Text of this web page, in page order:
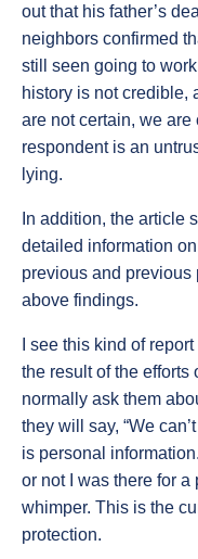
out that his father’s
neighbors confirmed
still seen going to
history is not credible,
are not certain, we
respondent is an
lying.
In addition, the article
detailed information
previous and
above findings.
I see this kind of
the result of the efforts
normally ask them
they will say, “We
is personal
or not I was there for a
whimper. This is the
protection.